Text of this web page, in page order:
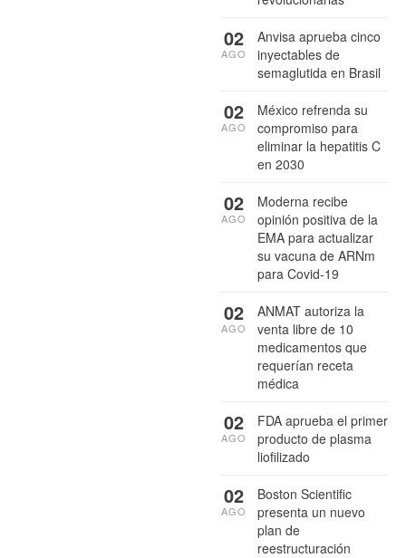
Anvisa aprueba cinco
inyectables de
semaglutida en Brasil
02
AGO
México refrenda su
compromiso para
eliminar la hepatitis C
en 2030
02
AGO
Moderna recibe
opinión positiva de la
EMA para actualizar
su vacuna de ARNm
para Covid-19
02
AGO
ANMAT autoriza la
venta libre de 10
medicamentos que
requerían receta
médica
02
AGO
FDA aprueba el primer
producto de plasma
liofilizado
02
AGO
Boston Scientific
presenta un nuevo
plan de
reestructuración
02
AGO